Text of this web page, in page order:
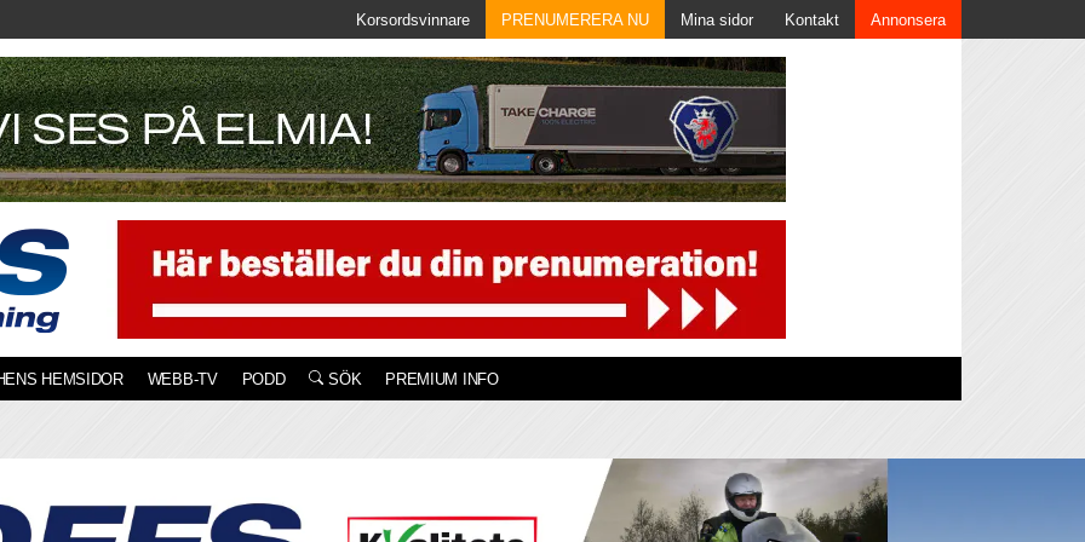
Korsordsvinnare PRENUMERERA NU Mina sidor Kontakt Annonsera
HEMSIDOR WEBB-TV PODD SÖK PREMIUM INFO